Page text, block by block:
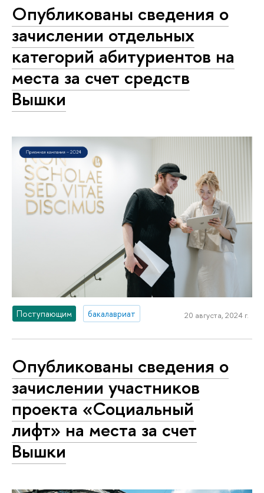
Опубликованы сведения о
зачислении отдельных
категорий абитуриентов на
места за счет средств
Вышки
Поступающим бакалавриат 20 августа, 2024 г.
Опубликованы сведения о
зачислении участников
проекта «Социальный
лифт» на места за счет
Вышки